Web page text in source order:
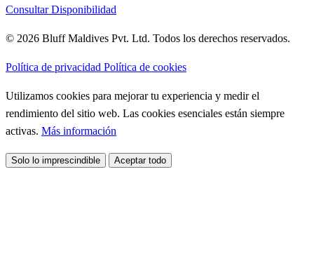
Consultar Disponibilidad
© 2026 Bluff Maldives Pvt. Ltd. Todos los derechos reservados.
Política de privacidad Política de cookies
Utilizamos cookies para mejorar tu experiencia y medir el
rendimiento del sitio web. Las cookies esenciales están siempre
activas. Más información
Solo lo imprescindible Aceptar todo